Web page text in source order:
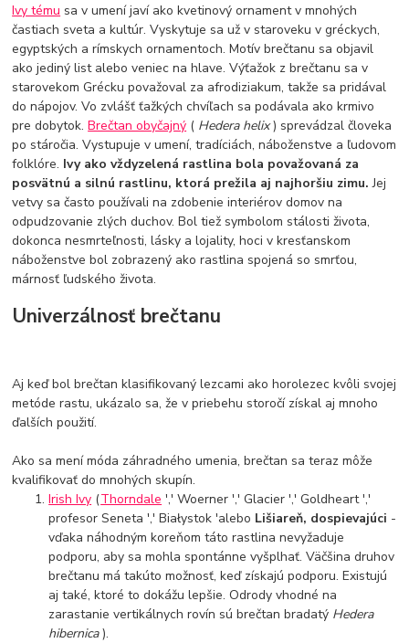
Ivy tému sa v umení javí ako kvetinový ornament v mnohých
častiach sveta a kultúr. Vyskytuje sa už v staroveku v gréckych,
egyptských a rímskych ornamentoch. Motív brečtanu sa objavil
ako jediný list alebo veniec na hlave. Výťažok z brečtanu sa v
starovekom Grécku považoval za afrodiziakum, takže sa pridával
do nápojov. Vo zvlášť ťažkých chvíľach sa podávala ako krmivo
pre dobytok.Brečtan obyčajný ( Hedera helix) sprevádzal človeka
po stáročia. Vystupuje v umení, tradíciách, náboženstve a ľudovom
folklóre. Ivy ako vždyzelená rastlina bola považovaná za
posvätnú a silnú rastlinu, ktorá prežila aj najhoršiu zimu.Jej
vetvy sa často používali na zdobenie interiérov domov na
odpudzovanie zlých duchov. Bol tiež symbolom stálosti života,
dokonca nesmrteľnosti, lásky a lojality, hoci v kresťanskom
náboženstve bol zobrazený ako rastlina spojená so smrťou,
márnosť ľudského života.
Univerzálnosť brečtanu
Aj keď bol brečtan klasifikovaný lezcami ako horolezec kvôli svojej
metóde rastu, ukázalo sa, že v priebehu storočí získal aj mnoho
ďalších použití.
Ako sa mení móda záhradného umenia, brečtan sa teraz môže
kvalifikovať do mnohých skupín.
Irish Ivy (Thorndale ',' Woerner ',' Glacier ',' Goldheart ','
profesor Seneta ',' Białystok 'alebo Lišiareň, dospievajúci -
vďaka náhodným koreňom táto rastlina nevyžaduje
podporu, aby sa mohla spontánne vyšplhať. Väčšina druhov
brečtanu má takúto možnosť, keď získajú podporu. Existujú
aj také, ktoré to dokážu lepšie. Odrody vhodné na
zarastanie vertikálnych rovín sú brečtan bradatý Hedera
hibernica).